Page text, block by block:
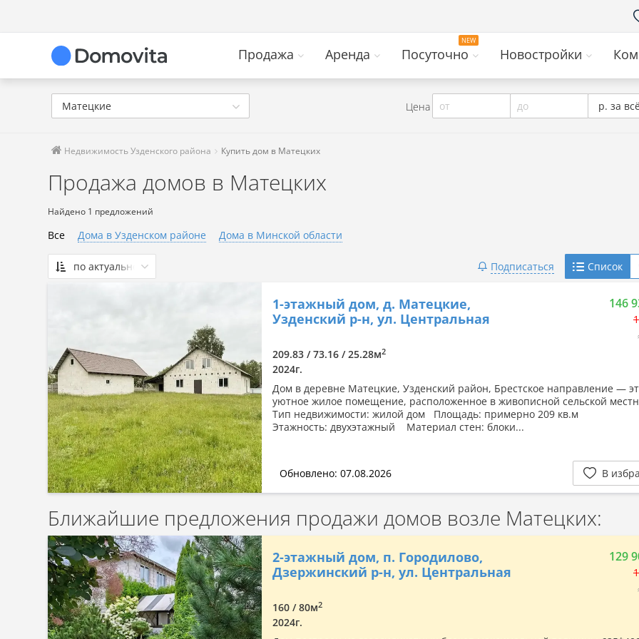
Продажа Аренда Посуточно Новостройки
Матецкие Цена от до р. за
Недвижимость Узденского района Купить дом в Матецких
Продажа домов в Матецких
Найдено 1 предложений
Все Дома в Узденском районе Дома в Минской области
по актуальности
По актуальности
По комнатности: большая →
малая
По комнатности: малая →
большая
По площади: большая → малая
По площади: малая → большая
Подписаться Список
1-этажный дом, д. Матецкие,
Узденский р-н, ул. Центральная
146
209.83 / 73.16 / 25.28м2
2024г.
Дом в деревне Матецкие, Узденский район, Брестское направление —
уютное жилое помещение, расположенное в живописной сельской
Тип недвижимости: жилой дом Площадь: примерно 209 кв.м
Этажность: двухэтажный Материал стен: блоки...
Обновлено: 07.08.2026 В
Ближайшие предложения продажи домов возле Матецких:
2-этажный дом, п. Городилово,
Дзержинский р-н, ул. Центральная
129
160 / 80м2
2024г.